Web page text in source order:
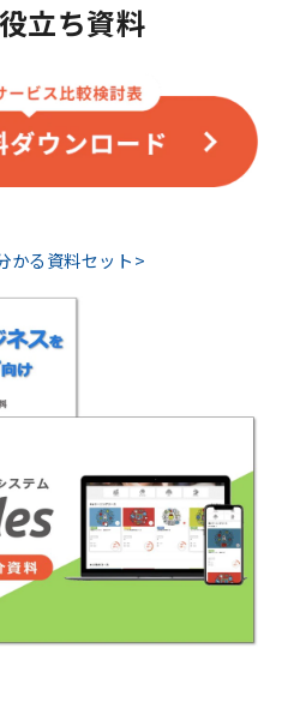
立ち資料
かる資料セット>